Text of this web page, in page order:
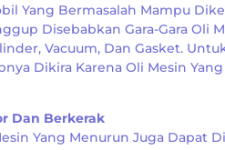
Yang Bermasalah Mampu
Disebabkan Gara-Gara Oli
Vacuum, Dan Gasket.
Dikira Karena Oli Mesin
Dan Berkerak
Yang Menurun Juga Dapat